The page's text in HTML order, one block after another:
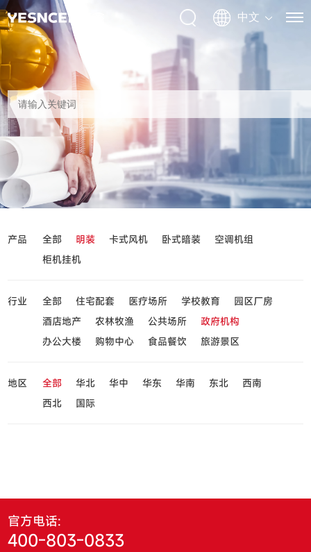
产品 全部 明装 卡式风机 卧式暗装
空调机组
柜机挂机
行业 全部 住宅配套 医疗场所 学校教育
园区厂房
酒店地产
农林牧渔 公共场所
政府机构
办公大楼
购物中心 食品餐饮 旅游景区
地区 全部 华北 华中 华东 华南 东北
西南
西北
国际
官方电话:
400-803-0833